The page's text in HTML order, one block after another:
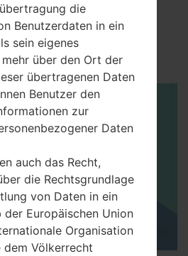
die
Benutzerdaten in ein
sein eigenes
über den Ort der
übertragenen Daten
Benutzer den
zur
Daten
auch das Recht,
die Rechtsgrundlage
von Daten in ein
der Europäischen Union
Organisation
dem Völkerrecht